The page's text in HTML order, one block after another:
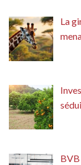
La
BVB